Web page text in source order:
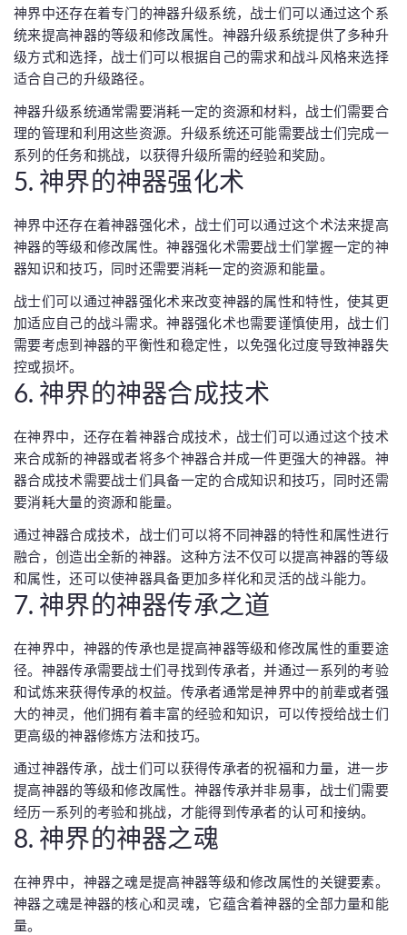
神界中还存在着专门的神器升级系统，战士们可以通过这个系
统来提高神器的等级和修改属性。神器升级系统提供了多种升
级方式和选择，战士们可以根据自己的需求和战斗风格来选择
适合自己的升级路径。
神器升级系统通常需要消耗一定的资源和材料，战士们需要合
理的管理和利用这些资源。升级系统还可能需要战士们完成一
系列的任务和挑战，以获得升级所需的经验和奖励。
5. 神界的神器强化术
神界中还存在着神器强化术，战士们可以通过这个术法来提高
神器的等级和修改属性。神器强化术需要战士们掌握一定的神
器知识和技巧，同时还需要消耗一定的资源和能量。
战士们可以通过神器强化术来改变神器的属性和特性，使其更
加适应自己的战斗需求。神器强化术也需要谨慎使用，战士们
需要考虑到神器的平衡性和稳定性，以免强化过度导致神器失
控或损坏。
6. 神界的神器合成技术
在神界中，还存在着神器合成技术，战士们可以通过这个技术
来合成新的神器或者将多个神器合并成一件更强大的神器。神
器合成技术需要战士们具备一定的合成知识和技巧，同时还需
要消耗大量的资源和能量。
通过神器合成技术，战士们可以将不同神器的特性和属性进行
融合，创造出全新的神器。这种方法不仅可以提高神器的等级
和属性，还可以使神器具备更加多样化和灵活的战斗能力。
7. 神界的神器传承之道
在神界中，神器的传承也是提高神器等级和修改属性的重要途
径。神器传承需要战士们寻找到传承者，并通过一系列的考验
和试炼来获得传承的权益。传承者通常是神界中的前辈或者强
大的神灵，他们拥有着丰富的经验和知识，可以传授给战士们
更高级的神器修炼方法和技巧。
通过神器传承，战士们可以获得传承者的祝福和力量，进一步
提高神器的等级和修改属性。神器传承并非易事，战士们需要
经历一系列的考验和挑战，才能得到传承者的认可和接纳。
8. 神界的神器之魂
在神界中，神器之魂是提高神器等级和修改属性的关键要素。
神器之魂是神器的核心和灵魂，它蕴含着神器的全部力量和能
量。